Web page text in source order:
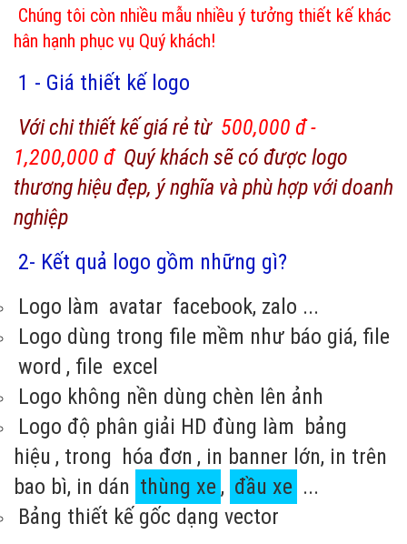
Chúng tôi còn nhiều mẫu nhiều ý tưởng thiết kế khác
hân hạnh phục vụ Quý khách!
1 - Giá thiết kế logo
Với chi thiết kế giá rẻ từ 500,000 đ -
1,200,000 đ Quý khách sẽ có được logo
thương hiệu đẹp, ý nghĩa và phù hợp với doanh
nghiệp
2- Kết quả logo gồm những gì?
Logo làm avatar facebook, zalo ...
Logo dùng trong file mềm như báo giá, file
word , file excel
Logo không nền dùng chèn lên ảnh
Logo độ phân giải HD đùng làm bảng
hiệu , trong hóa đơn , in banner lớn, in trên
bao bì, in dán thùng xe , đầu xe ...
Bảng thiết kế gốc dạng vector